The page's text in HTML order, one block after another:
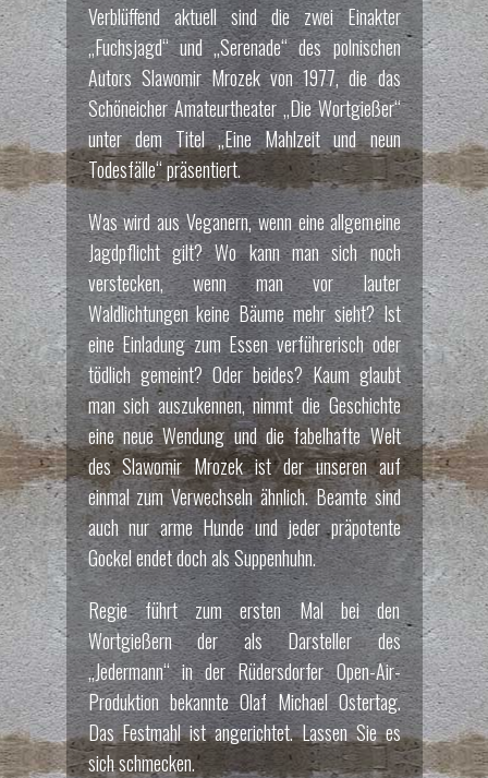
Verblüffend aktuell sind die zwei Einakter
„Fuchsjagd“ und „Serenade“ des polnischen
Autors Slawomir Mrozek von 1977, die das
Schöneicher Amateurtheater „Die Wortgießer“
unter dem Titel „Eine Mahlzeit und neun
Todesfälle“ präsentiert.
Was wird aus Veganern, wenn eine allgemeine
Jagdpflicht gilt? Wo kann man sich noch
verstecken, wenn man vor lauter
Waldlichtungen keine Bäume mehr sieht? Ist
eine Einladung zum Essen verführerisch oder
tödlich gemeint? Oder beides? Kaum glaubt
man sich auszukennen, nimmt die Geschichte
eine neue Wendung und die fabelhafte Welt
des Slawomir Mrozek ist der unseren auf
einmal zum Verwechseln ähnlich. Beamte sind
auch nur arme Hunde und jeder präpotente
Gockel endet doch als Suppenhuhn.
Regie führt zum ersten Mal bei den
Wortgießern der als Darsteller des
„Jedermann“ in der Rüdersdorfer Open-Air-
Produktion bekannte Olaf Michael Ostertag.
Das Festmahl ist angerichtet. Lassen Sie es
sich schmecken.